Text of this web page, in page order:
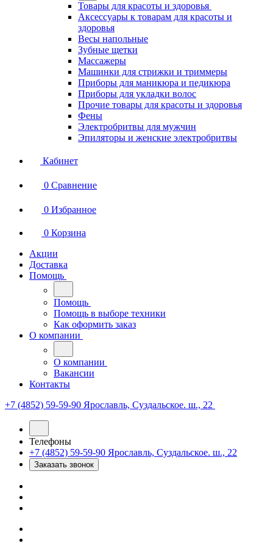
Товары для красоты и здоровья
Аксессуары к товарам для красоты и
здоровья
Весы напольные
Зубные щетки
Массажеры
Машинки для стрижки и триммеры
Приборы для маникюра и педикюра
Приборы для укладки волос
Прочие товары для красоты и здоровья
Фены
Электробритвы для мужчин
Эпиляторы и женские электробритвы
Кабинет
0 Сравнение
0 Избранное
0 Корзина
Акции
Доставка
Помощь
Помощь
Помощь в выборе техники
Как оформить заказ
О компании
О компании
Вакансии
Контакты
+7 (4852) 59-59-90 Ярославль, Суздальское. ш., 22
Телефоны
+7 (4852) 59-59-90 Ярославль, Суздальское. ш., 22
Заказать звонок